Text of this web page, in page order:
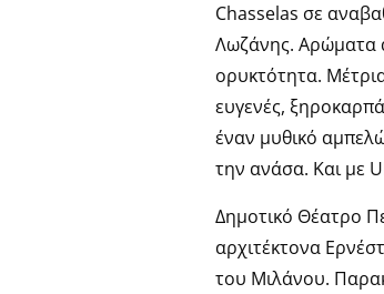
Chasselas σε
Λωζάνης. Αρώματα
ορυκτότητα.
ευγενές,
έναν μυθικό
την ανάσα. Και με
Δημοτικό Θέατρο
αρχιτέκτονα
του Μιλάνου.